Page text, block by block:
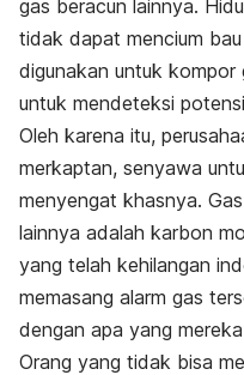
gas beracun lainnya.
tidak dapat mencium
digunakan untuk kompor
untuk mendeteksi
Oleh karena itu,
merkaptan, senyawa
menyengat khasnya.
lainnya adalah karbon
yang telah kehilangan
memasang alarm gas
dengan apa yang
Orang yang tidak bisa